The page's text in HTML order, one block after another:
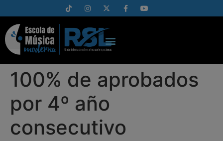
100% de aprobados
por 4º año
consecutivo